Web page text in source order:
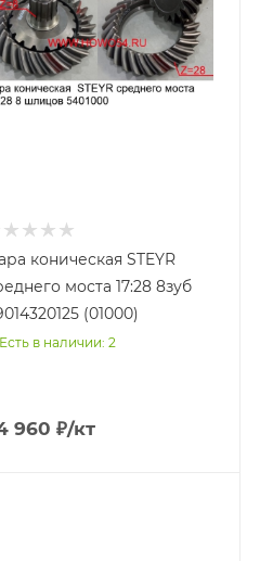
коническая STEYR
моста 17:28 8зуб
(01000)
Есть в наличии: 2
960 ₽/кт